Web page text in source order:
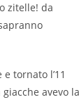
zitelle! da
tornato l’11
avevo la